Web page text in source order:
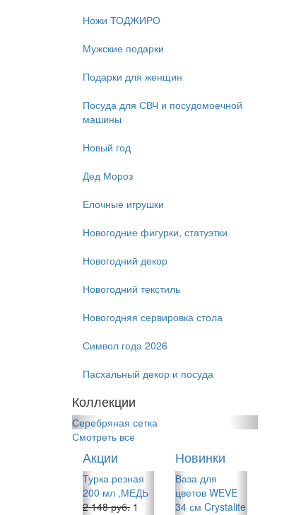
Ножи ТОДЖИРО
Мужские подарки
Подарки для женщин
Посуда для СВЧ и посудомоечной
машины
Новый год
Дед Мороз
Елочные игрушки
Новогодние фигурки, статуэтки
Новогодний декор
Новогодний текстиль
Новогодняя сервировка стола
Символ года 2026
Пасхальный декор и посуда
Коллекции
Серебряная сетка
Смотреть все
Акции
Турка резная
200 мл ,МЕДЬ
2 148 руб. 1
Новинки
Ваза для
цветов WEVE
34 см Crystalite